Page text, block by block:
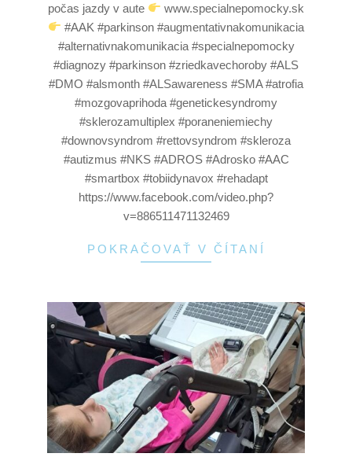
počas jazdy v aute
www.specialnepomocky.sk
#AAK #parkinson #augmentativnakomunikacia
#alternativnakomunikacia #specialnepomocky
#diagnozy #parkinson #zriedkavechoroby #ALS
#DMO #alsmonth #ALSawareness #SMA #atrofia
#mozgovaprihoda #genetickesyndromy
#sklerozamultiplex #poraneniemiechy
#downovsyndrom #rettovsyndrom #skleroza
#autizmus #NKS #ADROS #Adrosko #AAC
#smartbox #tobiidynavox #rehadapt
https://www.facebook.com/video.php?
v=886511471132469
POKRAČOVAŤ V ČÍTANÍ